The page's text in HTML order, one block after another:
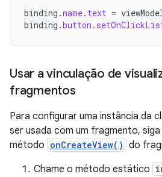
binding .name. text =
binding .button .
Usar a vinculação de
fragmentos
Para configurar uma instância da
ser usada com um fragmento,
método onCreateView() do
Chame o método estático